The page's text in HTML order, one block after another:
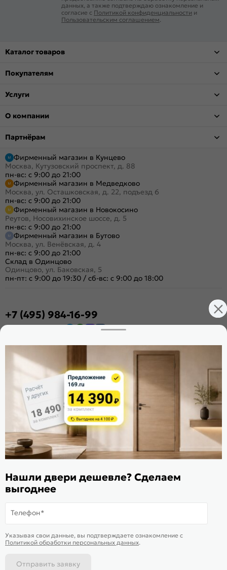
В корзину-30 024 ₽ Купить в 1 клик
данных, а также подтверждаю ознакомление и
согласие с Политикой конфиденциальности и
Пользовательским соглашением
Каталог товаров
Покупателям
Услуги
О компании
Партнёрам
Фирменный магазин в Кунцево
Москва, Кутузовский проспект, д. 88
пн-вс: с 9:00 до 21:00
Фирменный магазин в Медведково
Москва, ул. Осташковская, д. 22, подъезд 6
пн-вс: с 9:00 до 21:00
Фирменный магазин в Новокосино
Реутов, Носовихинское шоссе, д. 5
пн-вс: с 9:00 до 21:00
Фирменный магазин в Бутово
Москва, ул. Венёвская, д. 4
пн-вс: с 9:00 до 21:00
Склад в Одинцово
Одинцово, ул. Баковская, 5
пн-пт: с 9:00 до 19:30 / сб-вс: с 9:00 до 18:00
+7 (495) 984-16-99
Стать дилером
Расскажите о нас
Поделиться
Оцените магазин
ИКС 1340
© 2010—2026 Склад Дверей 169.RU
Пользовательское соглашение
Политика обработки персональных данных
Нашли двери дешевле? Сделаем
выгоднее
Телефон*
Указывая свои данные, вы подтверждаете ознакомление c
Политикой обработки персональных данных.
Отправить заявку